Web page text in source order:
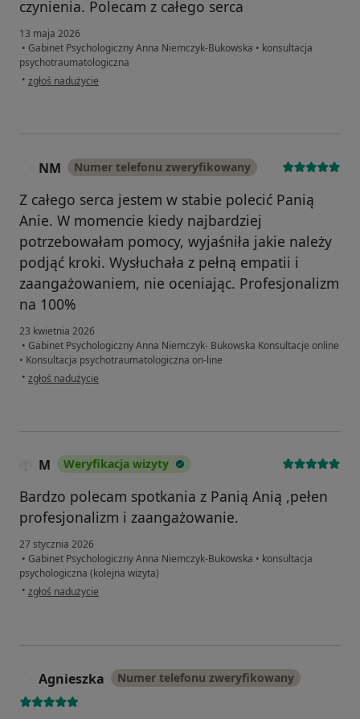
czynienia. Polecam z całego serca
13 maja 2026
• Gabinet Psychologiczny Anna Niemczyk-Bukowska • konsultacja
psychotraumatologiczna
• w opinii użytkownika Grażyna
zgłoś nadużycie
NM Numer telefonu zweryfikowany
Z całego serca jestem w stabie polecić Panią
Anie. W momencie kiedy najbardziej
potrzebowałam pomocy, wyjaśniła jakie należy
podjąć kroki. Wysłuchała z pełną empatii i
zaangażowaniem, nie oceniając. Profesjonalizm
na 100%
23 kwietnia 2026
• Gabinet Psychologiczny Anna Niemczyk- Bukowska Konsultacje online
• Konsultacja psychotraumatologiczna on-line
• w opinii użytkownika NM
zgłoś nadużycie
M Weryfikacja wizyty
Bardzo polecam spotkania z Panią Anią ,pełen
profesjonalizm i zaangażowanie.
27 stycznia 2026
• Gabinet Psychologiczny Anna Niemczyk-Bukowska • konsultacja
psychologiczna (kolejna wizyta)
• w opinii użytkownika M
zgłoś nadużycie
Agnieszka Numer telefonu zweryfikowany